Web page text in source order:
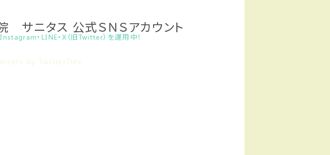
サニタス 公式ＳＮＳアカウント
・LINE・X（旧Twitter）を運用中！
by TwitterDev